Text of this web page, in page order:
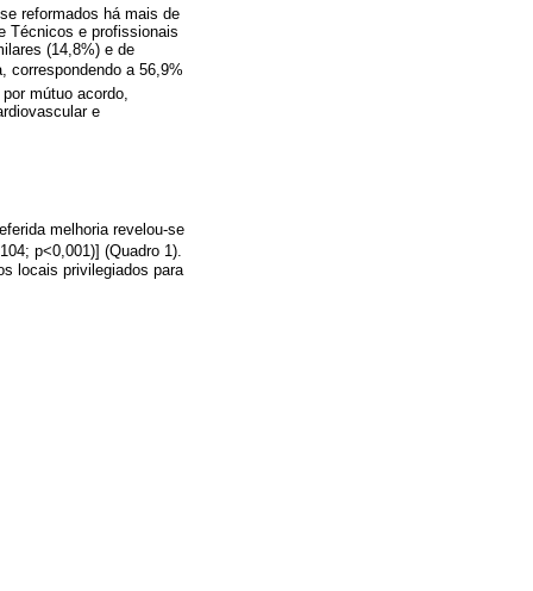
reformados há mais de
Técnicos e profissionais
(14,8%) e de
correspondendo a 56,9%
mútuo acordo,
e
melhoria revelou-se
p<0,001)] (Quadro 1).
locais privilegiados para